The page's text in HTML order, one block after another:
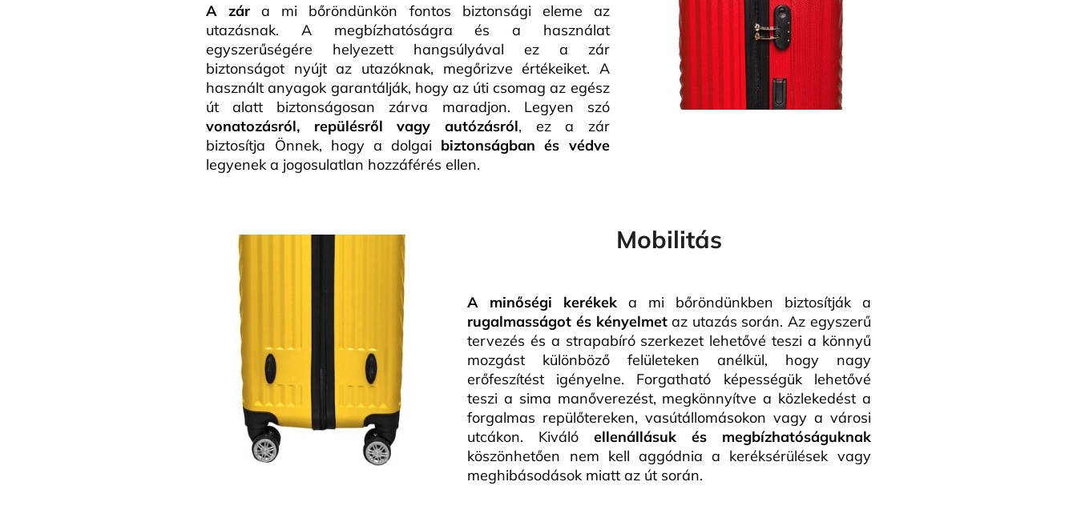
A zár a mi bőröndünkön fontos biztonsági eleme az
utazásnak. A megbízhatóságra és a használat
egyszerűségére helyezett hangsúlyával ez a zár
biztonságot nyújt az utazóknak, megőrizve értékeiket. A
használt anyagok garantálják, hogy az úti csomag az egész
út alatt biztonságosan zárva maradjon. Legyen szó
vonatozásról, repülésről vagy autózásról, ez a zár
biztosítja Önnek, hogy a dolgai biztonságban és védve
legyenek a jogosulatlan hozzáférés ellen.
Mobilitás
A minőségi kerékek a mi bőröndünkben biztosítják a
rugalmasságot és kényelmetaz utazás során. Az egyszerű
tervezés és a strapabíró szerkezet lehetővé teszi a könnyű
mozgást különböző felületeken anélkül, hogy nagy
erőfeszítést igényelne. Forgatható képességük lehetővé
teszi a sima manőverezést, megkönnyítve a közlekedést a
forgalmas repülőtereken, vasútállomásokon vagy a városi
utcákon. Kiváló ellenállásuk és megbízhatóságuknak
köszönhetően nem kell aggódnia a keréksérülések vagy
meghibásodások miatt az út során.